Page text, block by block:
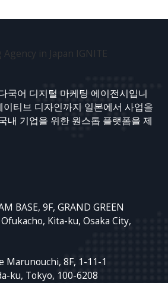
국어 디지털 마케팅 에이전시입니
이티브 디자인까지 일본에서 사업을
내 기업을 위한 원스톱 플랫폼을 제
BASE, 9F, GRAND GREEN
Kita-ku, Osaka City,
Marunouchi, 8F, 1-11-1
ku, Tokyo, 100-6208